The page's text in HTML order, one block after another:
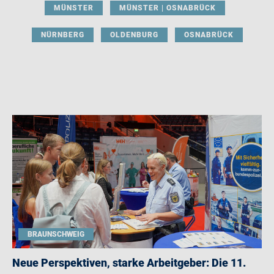
MÜNSTER MÜNSTER | OSNABRÜCK
NÜRNBERG OLDENBURG OSNABRÜCK
BRAUNSCHWEIG
Neue Perspektiven, starke Arbeitgeber: Die 11.